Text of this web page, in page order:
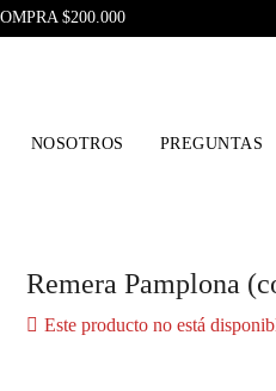
$200.000
NOSOTROS PREGUNTAS
Remera Pamplona
Este producto no está